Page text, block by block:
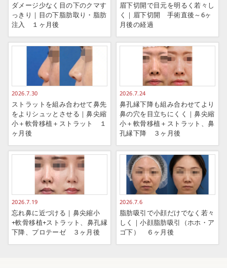
ダメージ少なく目の下のクマす
っきり｜目の下脂肪取り・脂肪
注入 １ヶ月後
眉下切開で目元を明るく若々し
く｜眉下切開 手術直後～6ヶ
月後の経過
2026.7.30
ストラットを組み合わせて鼻先
をよりシュッとさせる｜鼻尖縮
小＋軟骨移植＋ストラット １
ヶ月後
2026.7.24
鼻孔縁下降も組み合わせてより
鼻の穴を目立ちにくく｜鼻尖縮
小＋軟骨移植＋ストラット、鼻
孔縁下降 ３ヶ月後
2026.7.19
忘れ鼻に近づける｜鼻尖縮小
+軟骨移植+ストラット、鼻孔縁
下降、プロテーゼ ３ヶ月後
2026.7.6
脂肪吸引で小顔だけでなく若々
しく｜小顔脂肪吸引（ホホ・ア
ゴ下） ６ヶ月後